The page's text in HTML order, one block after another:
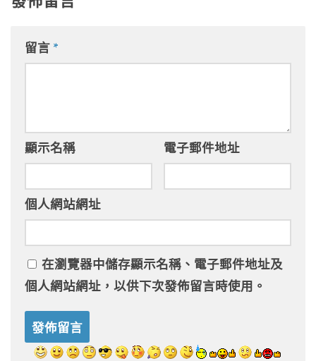
留言 *
顯示名稱 電子郵件地址
個人網站網址
在瀏覽器中儲存顯示名稱、電子郵件地址及
個人網站網址，以供下次發佈留言時使用。